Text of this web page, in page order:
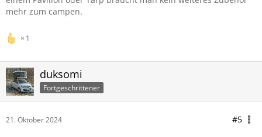
mehr zum campen.
1
duksomi
Fortgeschrittener
21. Oktober 2024 #5